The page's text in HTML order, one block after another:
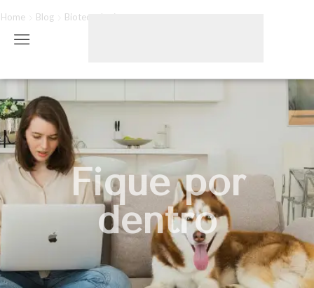
Home Blog Biotecnologia
Fique por
dentro